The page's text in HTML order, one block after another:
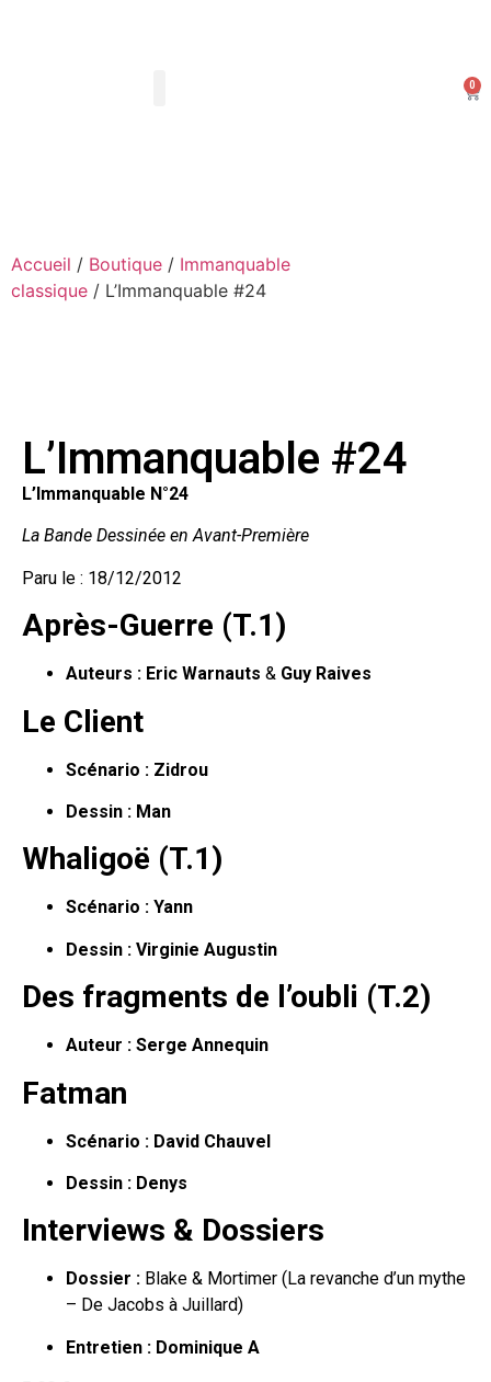
0
Accueil / Boutique / Immanquable
classique / L’Immanquable #24
L’Immanquable #24
L’Immanquable N°24
La Bande Dessinée en Avant-Première
Paru le : 18/12/2012
Après-Guerre (T.1)
Auteurs : Eric Warnauts & Guy Raives
Le Client
Scénario : Zidrou
Dessin : Man
Whaligoë (T.1)
Scénario : Yann
Dessin : Virginie Augustin
Des fragments de l’oubli (T.2)
Auteur : Serge Annequin
Fatman
Scénario : David Chauvel
Dessin : Denys
Interviews & Dossiers
Dossier : Blake & Mortimer (La revanche d’un mythe
– De Jacobs à Juillard)
Entretien : Dominique A